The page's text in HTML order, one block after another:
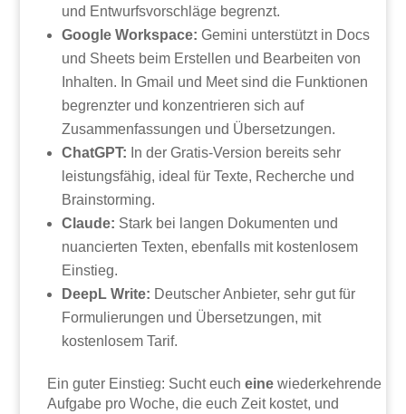
und Entwurfsvorschläge begrenzt.
Google Workspace: Gemini unterstützt in Docs
und Sheets beim Erstellen und Bearbeiten von
Inhalten. In Gmail und Meet sind die Funktionen
begrenzter und konzentrieren sich auf
Zusammenfassungen und Übersetzungen.
ChatGPT: In der Gratis-Version bereits sehr
leistungsfähig, ideal für Texte, Recherche und
Brainstorming.
Claude: Stark bei langen Dokumenten und
nuancierten Texten, ebenfalls mit kostenlosem
Einstieg.
DeepL Write: Deutscher Anbieter, sehr gut für
Formulierungen und Übersetzungen, mit
kostenlosem Tarif.
Ein guter Einstieg: Sucht eucheine wiederkehrende
Aufgabe pro Woche, die euch Zeit kostet, und